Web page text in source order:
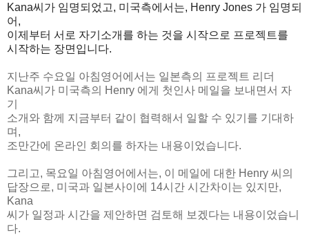
Kana씨가 임명되었고, 미국측에서는, Henry Jones 가 임명되
어,
이제부터 서로 자기소개를 하는 것을 시작으로 프로젝트를
시작하는 장면입니다.
지난주 수요일 아침영어에서는 일본측의 프로젝트 리더
Kana씨가 미국측의 Henry 에게 첫인사 메일을 보내면서 자
기
소개와 함께 지금부터 같이 협력해서 일할 수 있기를 기대하
며,
조만간에 온라인 회의를 하자는 내용이었습니다.
그리고, 목요일 아침영어에서는, 이 메일에 대한 Henry 씨의
답장으로, 미국과 일본사이에 14시간 시간차이는 있지만,
Kana
씨가 일정과 시간을 제안하면 검토해 보겠다는 내용이었습니
다.